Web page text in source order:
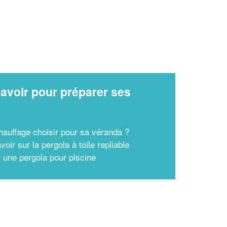
pour préparer ses
choisir pour sa véranda ?
sur la pergola à toile repliable
pergola pour piscine